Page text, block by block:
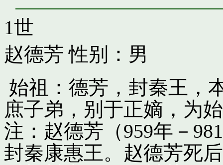
1世
赵德芳 性别：男
始祖：德芳，封秦王，
庶子弟，别于正嫡，为
注：赵德芳（959年－
封秦康惠王。赵德芳死